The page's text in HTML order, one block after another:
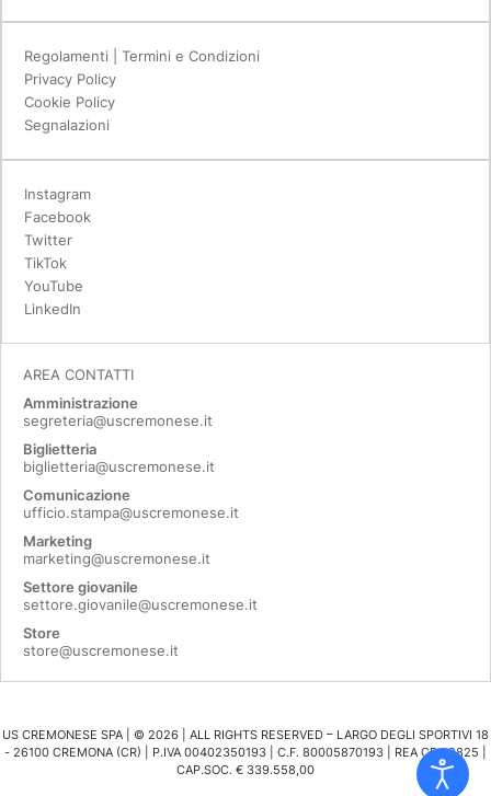
Regolamenti | Termini e Condizioni
Privacy Policy
Cookie Policy
Segnalazioni
Instagram
Facebook
Twitter
TikTok
YouTube
LinkedIn
AREA CONTATTI
Amministrazione
segreteria@uscremonese.it
Biglietteria
biglietteria@uscremonese.it
Comunicazione
ufficio.stampa@uscremonese.it
Marketing
marketing@uscremonese.it
Settore giovanile
settore.giovanile@uscremonese.it
Store
store@uscremonese.it
US CREMONESE SPA | © 2026 | ALL RIGHTS RESERVED – LARGO DEGLI SPORTIVI 18
- 26100 CREMONA (CR) | P.IVA 00402350193 | C.F. 80005870193 | REA CR 98825 |
CAP.SOC. € 339.558,00